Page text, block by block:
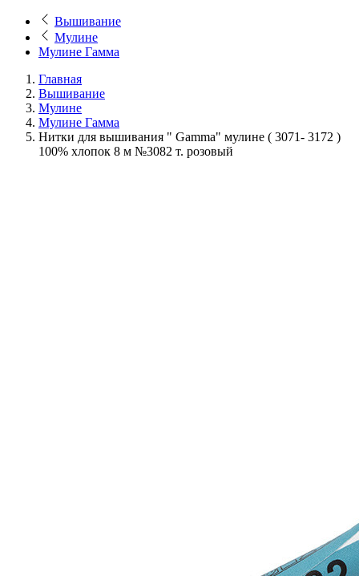
Вышивание
Мулине
Мулине Гамма
Главная
Вышивание
Мулине
Мулине Гамма
Нитки для вышивания " Gamma" мулине ( 3071- 3172 )
100% хлопок 8 м №3082 т. розовый